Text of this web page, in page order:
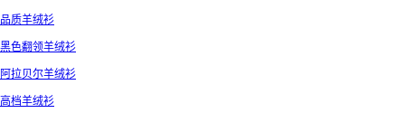
品质羊绒衫
黑色翻领羊绒衫
阿拉贝尔羊绒衫
高档羊绒衫